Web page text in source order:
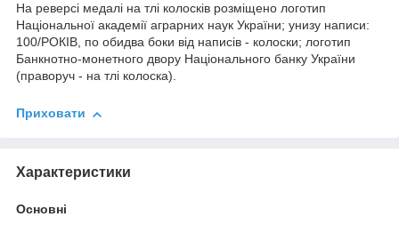
На реверсі медалі на тлі колосків розміщено логотип
Національної академії аграрних наук України; унизу написи:
100/РОКІВ, по обидва боки від написів - колоски; логотип
Банкнотно-монетного двору Національного банку України
(праворуч - на тлі колоска).
Приховати
Характеристики
Основні